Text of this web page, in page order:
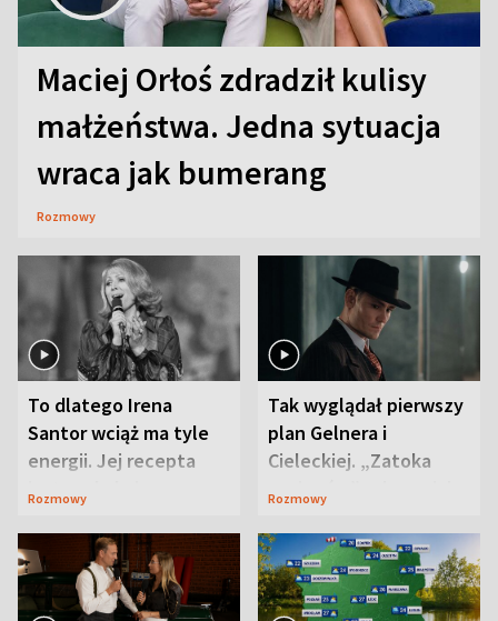
Maciej Orłoś zdradził kulisy
małżeństwa. Jedna sytuacja
wraca jak bumerang
Rozmowy
To dlatego Irena
Santor wciąż ma tyle
energii. Jej recepta
jest zaskakująco
Rozmowy
Tak wyglądał pierwszy
plan Gelnera i
Cieleckiej. „Zatoka
szpiegów” od razu ich
Rozmowy